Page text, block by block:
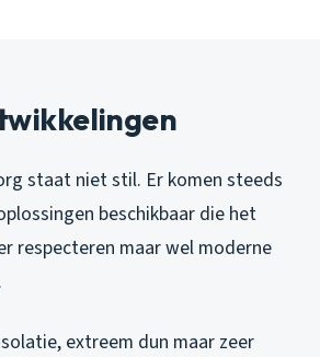
staat niet stil. Er komen steeds
beschikbaar die het
respecteren maar wel moderne
extreem dun maar zeer